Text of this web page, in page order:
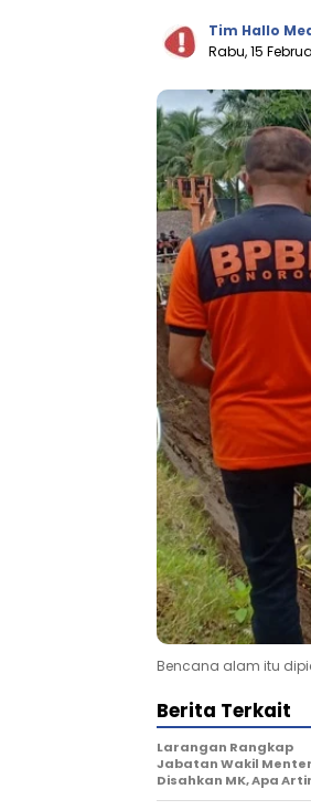
Tim Hallo
Rabu, 15
Bencana alam itu
Berita Terkait
Larangan Rangkap
Jabatan Wakil
Disahkan MK, Apa